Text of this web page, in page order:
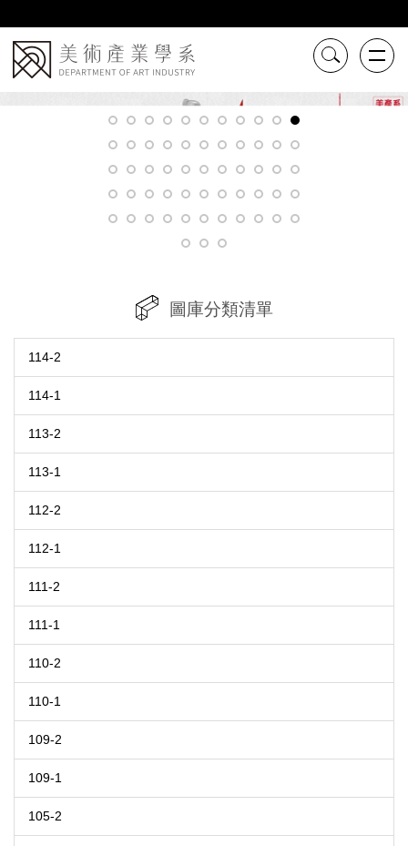
到
主
要
內
容
圖庫分類清單
114-2
114-1
113-2
113-1
112-2
112-1
111-2
111-1
110-2
110-1
109-2
109-1
105-2